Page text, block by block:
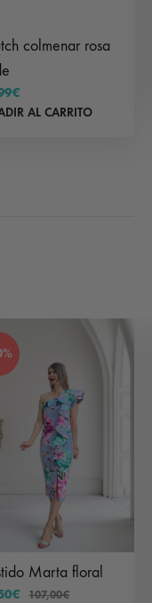
colmenar rosa
€
AL CARRITO
Marta floral
€ 107,00€